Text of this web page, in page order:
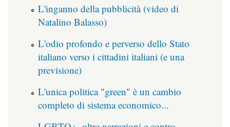
L'inganno della pubblicità (video di
Natalino Balasso)
L'odio profondo e perverso dello Stato
italiano verso i cittadini italiani (e una
previsione)
L'unica politica "green" è un cambio
completo di sistema economico...